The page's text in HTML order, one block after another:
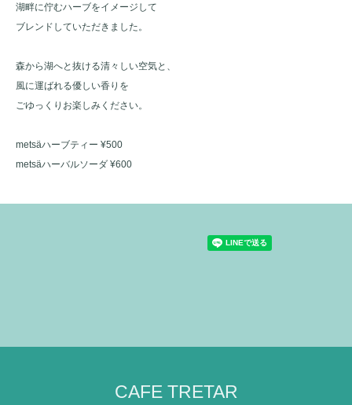
湖畔に佇むハーブをイメージして
ブレンドしていただきました。
森から湖へと抜ける清々しい空気と、
風に運ばれる優しい香りを
ごゆっくりお楽しみください。
metsäハーブティー ¥500
metsäハーバルソーダ ¥600
CAFE TRETAR